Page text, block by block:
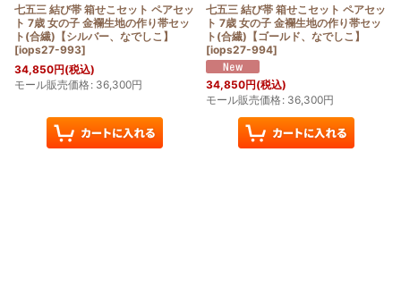
七五三 結び帯 箱せこセット ペアセッ
ト 7歳 女の子 金襴生地の作り帯セッ
ト(合繊)【シルバー、なでしこ】
[iops27-993]
34,850円(税込)
モール販売価格: 36,300円
七五三 結び帯 箱せこセット ペアセッ
ト 7歳 女の子 金襴生地の作り帯セッ
ト(合繊)【ゴールド、なでしこ】
[iops27-994]
34,850円(税込)
モール販売価格: 36,300円